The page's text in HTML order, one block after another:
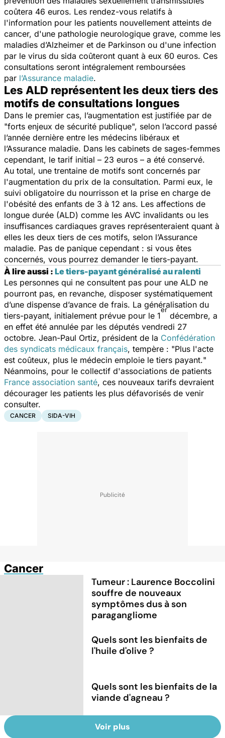
coûtera 46 euros. Les rendez-vous relatifs à
l'information pour les patients nouvellement atteints de
cancer, d'une pathologie neurologique grave, comme les
maladies d’Alzheimer et de Parkinson ou d'une infection
par le virus du sida coûteront quant à eux 60 euros. Ces
consultations seront intégralement remboursées
par l’Assurance maladie.
Les ALD représentent les deux tiers des
motifs de consultations longues
Dans le premier cas, l’augmentation est justifiée par de
"forts enjeux de sécurité publique", selon l’accord passé
l’année dernière entre les médecins libéraux et
l’Assurance maladie. Dans les cabinets de sages-femmes
cependant, le tarif initial – 23 euros – a été conservé.
Au total, une trentaine de motifs sont concernés par
l'augmentation du prix de la consultation. Parmi eux, le
suivi obligatoire du nourrisson et la prise en charge de
l'obésité des enfants de 3 à 12 ans. Les affections de
longue durée (ALD) comme les AVC invalidants ou les
insuffisances cardiaques graves représenteraient quant à
elles les deux tiers de ces motifs, selon l’Assurance
maladie. Pas de panique cependant : si vous êtes
concernés, vous pourrez demander le tiers-payant.
À lire aussi : Le tiers-payant généralisé au ralenti
Les personnes qui ne consultent pas pour une ALD ne
pourront pas, en revanche, disposer systématiquement
d’une dispense d’avance de frais. La généralisation du
tiers-payant, initialement prévue pour le 1
er
décembre, a
en effet été annulée par les députés vendredi 27
octobre. Jean-Paul Ortiz, président de la Confédération
des syndicats médicaux français, tempère : "Plus l'acte
est coûteux, plus le médecin emploie le tiers payant."
Néanmoins, pour le collectif d'associations de patients
France association santé, ces nouveaux tarifs devraient
décourager les patients les plus défavorisés de venir
consulter.
CANCER SIDA-VIH
Cancer
Tumeur : Laurence Boccolini
souffre de nouveaux
symptômes dus à son
paragangliome
Quels sont les bienfaits de
l'huile d'olive ?
Quels sont les bienfaits de la
viande d'agneau ?
Voir plus